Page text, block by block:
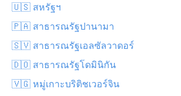
🇺🇸 สหรัฐฯ
🇵🇦 สาธารณรัฐปานามา
🇸🇻 สาธารณรัฐเอลซัลวาดอร์
🇩🇴 สาธารณรัฐโดมินิกัน
🇻🇬 หมู่เกาะบริติชเวอร์จิน